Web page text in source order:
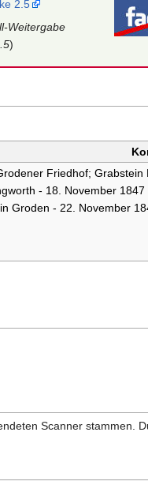
2.5
Weitergabe
)
Friedhof;
- 18. November
Groden - 22. November
Scanner stammen.